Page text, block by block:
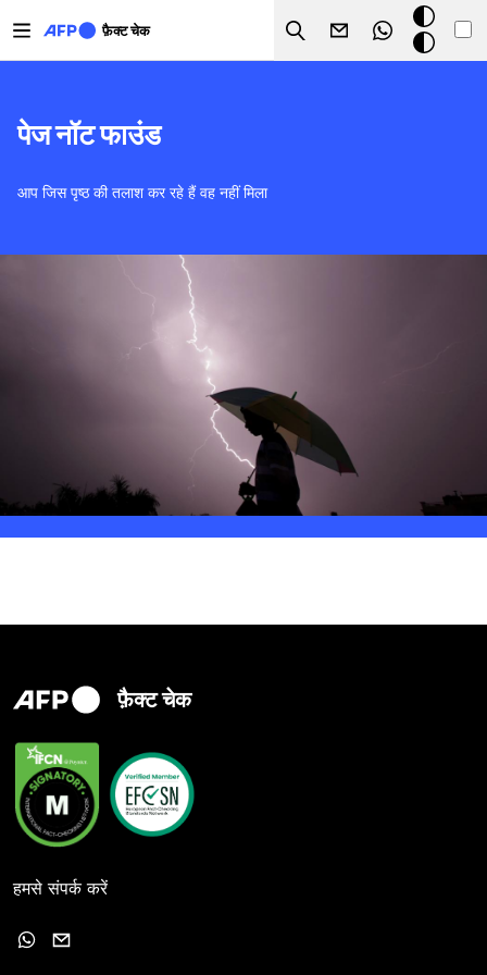
फ़ैक्ट चेक
Search
डार्क
मोड
पेज नॉट फाउंड
आप जिस पृष्ठ की तलाश कर रहे हैं वह नहीं मिला
फ़ैक्ट चेक
हमसे संपर्क करें